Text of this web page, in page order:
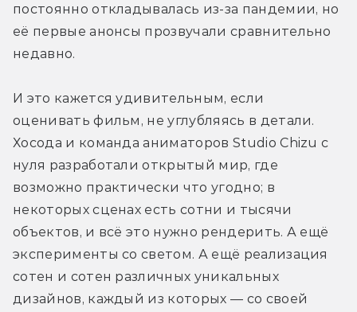
постоянно откладывалась из-за пандемии, но
её первые анонсы прозвучали сравнительно
недавно.
И это кажется удивительным, если
оценивать фильм, не углубляясь в детали.
Хосода и команда аниматоров Studio Chizu с
нуля разработали открытый мир, где
возможно практически что угодно; в
некоторых сценах есть сотни и тысячи
объектов, и всё это нужно рендерить. А ещё
эксперименты со светом. А ещё реализация
сотен и сотен различных уникальных
дизайнов, каждый из которых — со своей